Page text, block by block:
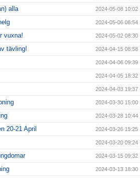
alla 2024-05-08 10:02
2024-05-06 06:54
vuxna! 2024-05-02 08:30
tävling! 2024-04-15 08:58
2024-04-06 09:39
2024-04-05 18:32
2024-04-03 19:37
2024-03-30 15:00
2024-03-28 10:44
20-21 April 2024-03-26 15:25
2024-03-20 09:24
2024-03-15 09:32
2024-03-13 18:30